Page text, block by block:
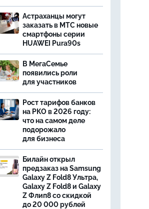
Астраханцы могут
заказать в МТС новые
смартфоны серии
HUAWEI Pura90s
В МегаСемье
появились роли
для участников
Рост тарифов банков
на РКО в 2026 году:
что на самом деле
подорожало
для бизнеса
Билайн открыл
предзаказ на Samsung
Galaxy Z Fold8 Ультра,
Galaxy Z Fold8 и Galaxy
Z Флип8 со скидкой
до 20 000 рублей